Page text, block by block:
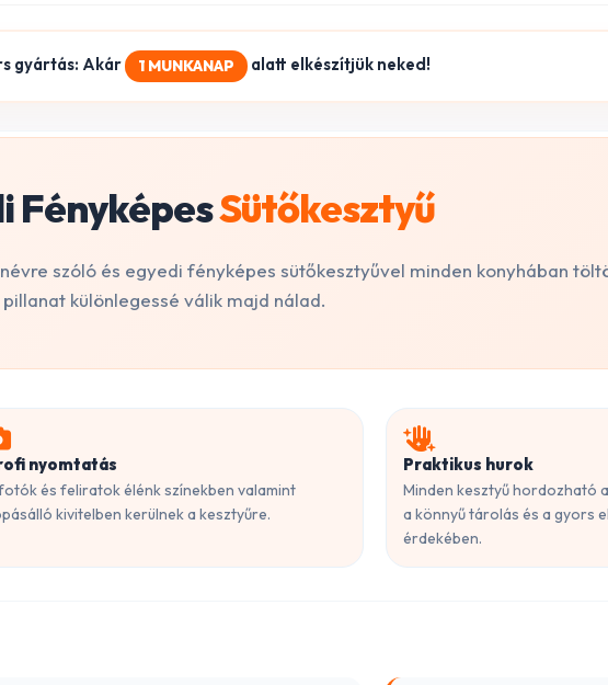
gyártás: Akár 1 MUNKANAP alatt elkészítjük neked!
FényképesSütőkesztyű
szóló és egyedi fényképes sütőkesztyűvel minden konyhában
pillanat különlegessé válik majd nálad.
nyomtatás
és feliratok élénk színekben valamint
kivitelben kerülnek a kesztyűre.
Praktikus hurok
Minden kesztyű hordozható
a könnyű tárolás és a gyors
érdekében.